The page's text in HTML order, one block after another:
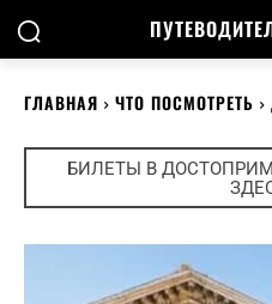
ГЛАВНАЯ ЧТО ПОСМОТРЕТЬ
БИЛЕТЫ В